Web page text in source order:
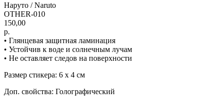
Наруто / Naruto
OTHER-010
150,00
р.
• Глянцевая защитная ламинация
• Устойчив к воде и солнечным лучам
• Не оставляет следов на поверхности
Размер стикера: 6 х 4 см
Доп. свойства: Голографический